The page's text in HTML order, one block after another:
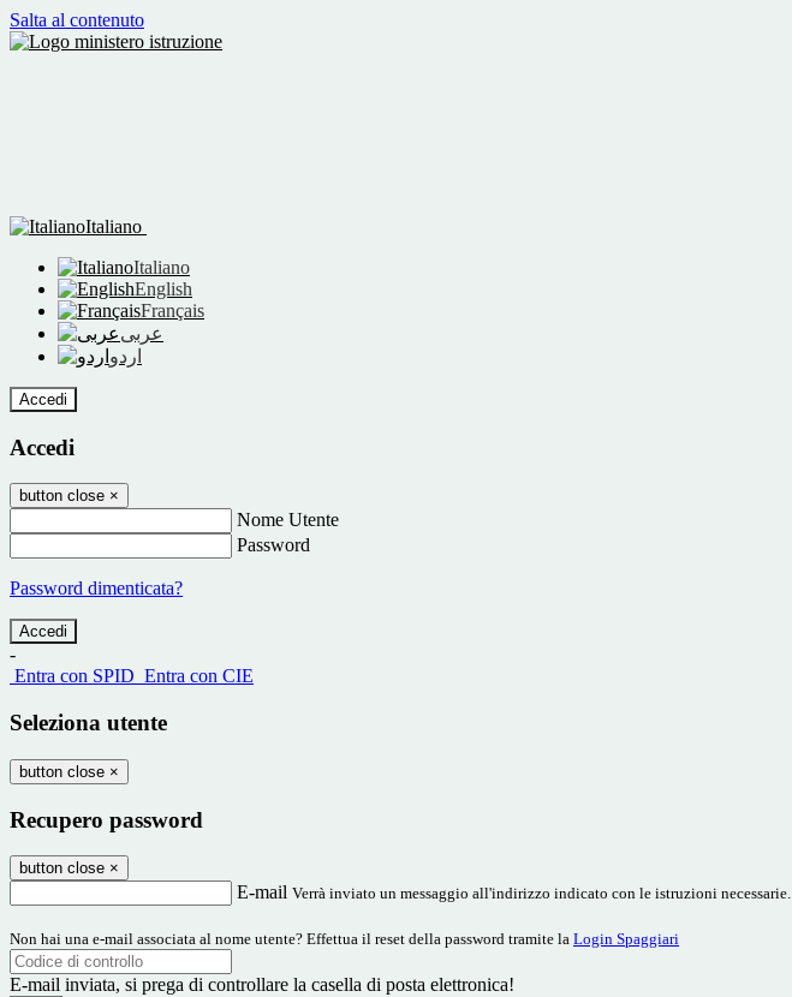
Salta al contenuto
Italiano
Italiano
English
Français
عربى
اردو
Accedi
Accedi
button close ×
Nome Utente
Password
Password dimenticata?
-
Entra con SPID Entra con CIE
Seleziona utente
button close ×
Recupero password
button close ×
E-mail Verrà inviato un messaggio all'indirizzo indicato con le istruzioni necessarie.
Non hai una e-mail associata al nome utente? Effettua il reset della password tramite la Login Spaggiari
E-mail inviata, si prega di controllare la casella di posta elettronica!